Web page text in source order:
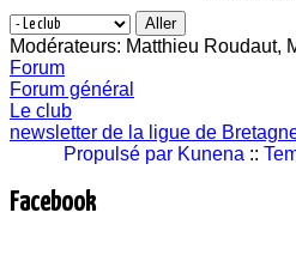
Modérateurs: Matthieu Roudaut,
Forum
Forum général
Le club
newsletter de la ligue de
Propulsé par Kunena ::
Facebook